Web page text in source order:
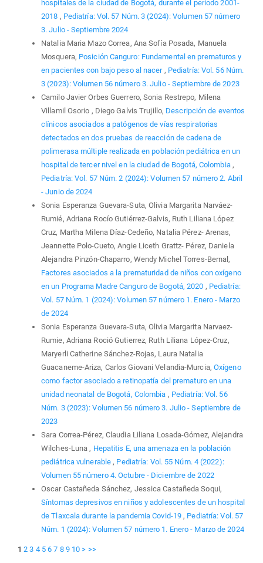
hospitales de la ciudad de Bogotá, durante el periodo 2001-
2018 , Pediatría: Vol. 57 Núm. 3 (2024): Volumen 57 número
3. Julio - Septiembre 2024
Natalia Maria Mazo Correa, Ana Sofía Posada, Manuela
Mosquera, Posición Canguro: Fundamental en prematuros y
en pacientes con bajo peso al nacer , Pediatría: Vol. 56 Núm.
3 (2023): Volumen 56 número 3. Julio - Septiembre de 2023
Camilo Javier Orbes Guerrero, Sonia Restrepo, Milena
Villamil Osorio , Diego Galvis Trujillo, Descripción de eventos
clínicos asociados a patógenos de vías respiratorias
detectados en dos pruebas de reacción de cadena de
polimerasa múltiple realizada en población pediátrica en un
hospital de tercer nivel en la ciudad de Bogotá, Colombia ,
Pediatría: Vol. 57 Núm. 2 (2024): Volumen 57 número 2. Abril
- Junio de 2024
Sonia Esperanza Guevara-Suta, Olivia Margarita Narváez-
Rumié, Adriana Rocío Gutiérrez-Galvis, Ruth Liliana López
Cruz, Martha Milena Díaz-Cedeño, Natalia Pérez- Arenas,
Jeannette Polo-Cueto, Angie Liceth Grattz- Pérez, Daniela
Alejandra Pinzón-Chaparro, Wendy Michel Torres-Bernal,
Factores asociados a la prematuridad de niños con oxígeno
en un Programa Madre Canguro de Bogotá, 2020 , Pediatría:
Vol. 57 Núm. 1 (2024): Volumen 57 número 1. Enero - Marzo
de 2024
Sonia Esperanza Guevara-Suta, Olivia Margarita Narvaez-
Rumie, Adriana Roció Gutierrez, Ruth Liliana López-Cruz,
Maryerli Catherine Sánchez-Rojas, Laura Natalia
Guacaneme-Ariza, Carlos Giovani Velandia-Murcia, Oxígeno
como factor asociado a retinopatía del prematuro en una
unidad neonatal de Bogotá, Colombia , Pediatría: Vol. 56
Núm. 3 (2023): Volumen 56 número 3. Julio - Septiembre de
2023
Sara Correa-Pérez, Claudia Liliana Losada-Gómez, Alejandra
Wilches-Luna , Hepatitis E, una amenaza en la población
pediátrica vulnerable , Pediatría: Vol. 55 Núm. 4 (2022):
Volumen 55 número 4. Octubre - Diciembre de 2022
Oscar Castañeda Sánchez, Jessica Castañeda Soqui,
Síntomas depresivos en niños y adolescentes de un hospital
de Tlaxcala durante la pandemia Covid-19 , Pediatría: Vol. 57
Núm. 1 (2024): Volumen 57 número 1. Enero - Marzo de 2024
1 2 3 4 5 6 7 8 9 10 > >>